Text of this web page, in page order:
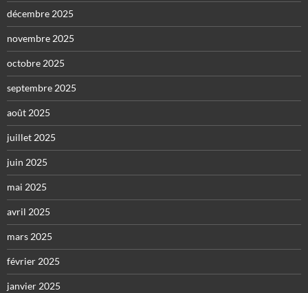
décembre 2025
novembre 2025
octobre 2025
septembre 2025
août 2025
juillet 2025
juin 2025
mai 2025
avril 2025
mars 2025
février 2025
janvier 2025